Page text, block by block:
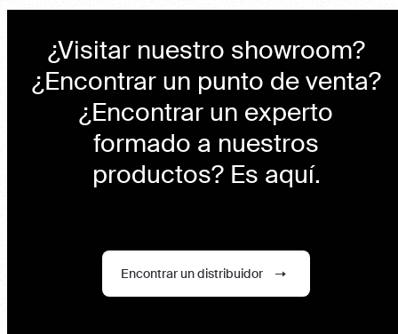
¿Visitar nuestro showroom?
¿Encontrar un punto de venta?
¿Encontrar un experto
formado a nuestros
productos? Es aquí.
Encontrar un distribuidor